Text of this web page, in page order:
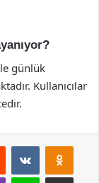
günlük
Kullanıcılar
Reddit VKontakte
Viber Line E-Posta ile